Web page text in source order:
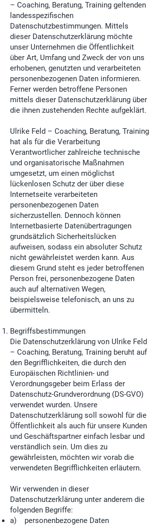
– Coaching, Beratung, Training geltenden
landesspezifischen
Datenschutzbestimmungen. Mittels
dieser Datenschutzerklärung möchte
unser Unternehmen die Öffentlichkeit
über Art, Umfang und Zweck der von uns
erhobenen, genutzten und verarbeiteten
personenbezogenen Daten informieren.
Ferner werden betroffene Personen
mittels dieser Datenschutzerklärung über
die ihnen zustehenden Rechte aufgeklärt.
Ulrike Feld – Coaching, Beratung, Training
hat als für die Verarbeitung
Verantwortlicher zahlreiche technische
und organisatorische Maßnahmen
umgesetzt, um einen möglichst
lückenlosen Schutz der über diese
Internetseite verarbeiteten
personenbezogenen Daten
sicherzustellen. Dennoch können
Internetbasierte Datenübertragungen
grundsätzlich Sicherheitslücken
aufweisen, sodass ein absoluter Schutz
nicht gewährleistet werden kann. Aus
diesem Grund steht es jeder betroffenen
Person frei, personenbezogene Daten
auch auf alternativen Wegen,
beispielsweise telefonisch, an uns zu
übermitteln.
Begriffsbestimmungen
Die Datenschutzerklärung von Ulrike Feld
– Coaching, Beratung, Training beruht auf
den Begrifflichkeiten, die durch den
Europäischen Richtlinien- und
Verordnungsgeber beim Erlass der
Datenschutz-Grundverordnung (DS-GVO)
verwendet wurden. Unsere
Datenschutzerklärung soll sowohl für die
Öffentlichkeit als auch für unsere Kunden
und Geschäftspartner einfach lesbar und
verständlich sein. Um dies zu
gewährleisten, möchten wir vorab die
verwendeten Begrifflichkeiten erläutern.
Wir verwenden in dieser
Datenschutzerklärung unter anderem die
folgenden Begriffe:
a) personenbezogene Daten